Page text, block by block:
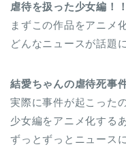
虐待を扱った少女編！
まずこの作品をアニメ
どんなニュースが話題
結愛ちゃんの虐待死事
実際に事件が起こった
少女編をアニメ化する
ずっとずっとニュース